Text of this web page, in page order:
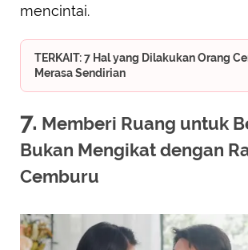
mencintai.
TERKAIT: 7 Hal yang Dilakukan Orang
Merasa Sendirian
7. Memberi Ruang untuk
Bukan Mengikat dengan
Cemburu